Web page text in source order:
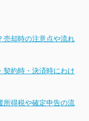
売却時の注意点や流れ
契約時・決済時にわけ
所得税や確定申告の流